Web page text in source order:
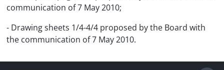
communication of 7 May 2010;
- Drawing sheets 1/4-4/4 proposed by the Board with
the communication of 7 May 2010.